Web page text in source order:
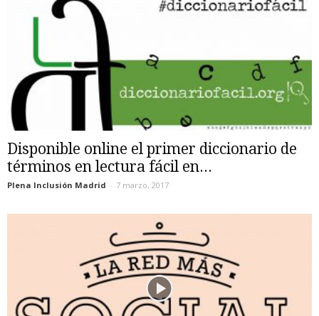
Disponible online el primer diccionario de
términos en lectura fácil en...
Plena Inclusión Madrid - 7 marzo, 2017